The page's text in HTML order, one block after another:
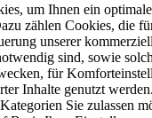
um Ihnen ein
zählen Cookies, die
unserer
sind, sowie
für
Inhalte genutzt
Sie zulassen